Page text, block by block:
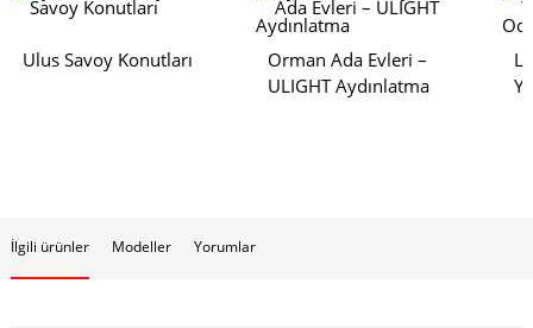
Ulus Savoy Konutları
Orman Ada Evleri –
ULIGHT Aydınlatma
İlgili ürünler Modeller Yorumlar